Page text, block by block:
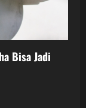
Bisa Jadi